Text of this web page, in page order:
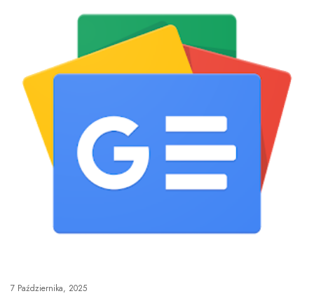
7 Października, 2025